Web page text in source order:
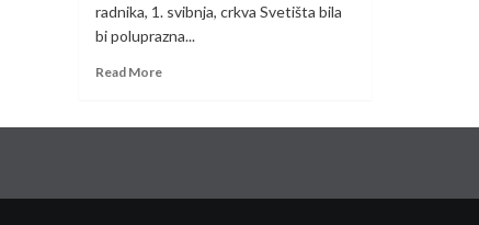
radnika, 1. svibnja, crkva Svetišta bila
bi poluprazna...
Read More